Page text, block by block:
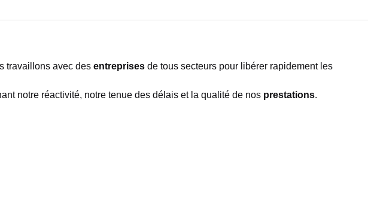
travaillons avec des entreprises de tous secteurs pour libérer rapidement les
notre réactivité, notre tenue des délais et la qualité de nos prestations.